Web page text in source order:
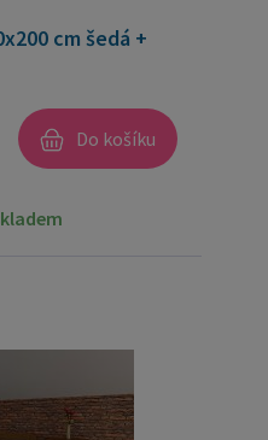
cm šedá +
Do košíku